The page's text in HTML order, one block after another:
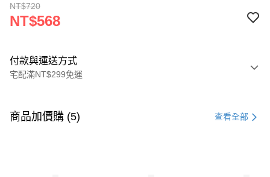
NT$720
NT$568
付款與運送方式
宅配滿NT$299免運
信用卡一次付款
商品加價購 (5) 查看全部